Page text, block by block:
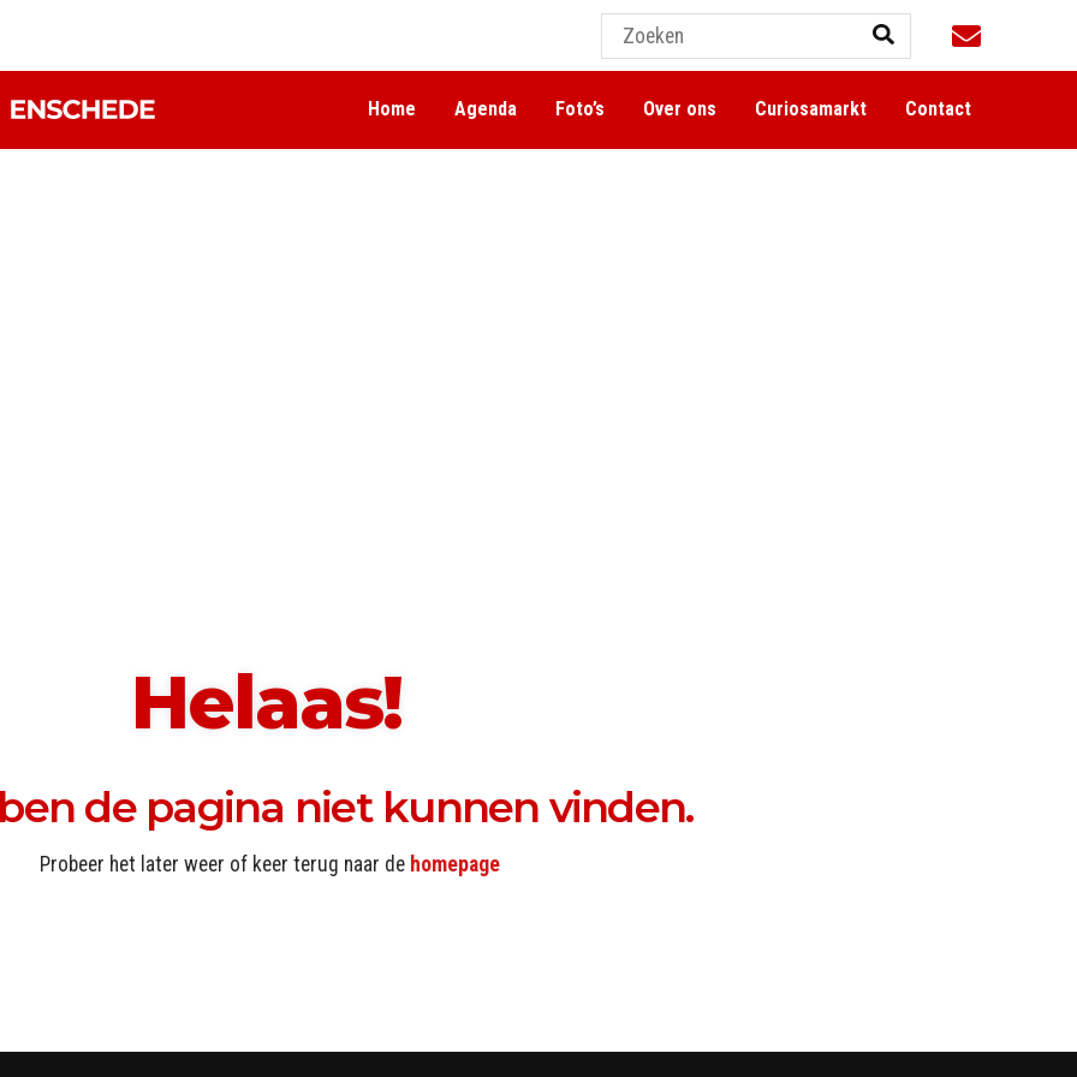
Home Agenda Foto’s Over ons Curiosamarkt Contact
Helaas!
de pagina niet kunnen vinden.
Probeer het later weer of keer terug naar de homepage